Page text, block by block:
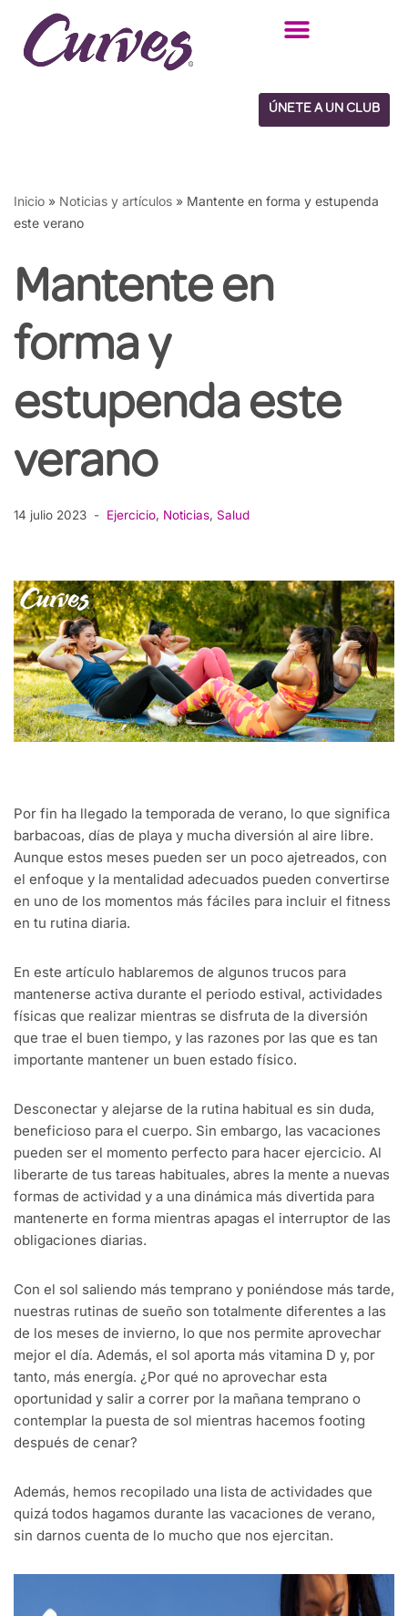
Saltar
ÚNETE A UN CLUB
Inicio » Noticias y artículos » Mantente en forma y estupenda
este verano
Mantente en
forma y
estupenda este
verano
14 julio 2023 Ejercicio, Noticias, Salud
Por fin ha llegado la temporada de verano, lo que significa
barbacoas, días de playa y mucha diversión al aire libre.
Aunque estos meses pueden ser un poco ajetreados, con
el enfoque y la mentalidad adecuados pueden convertirse
en uno de los momentos más fáciles para incluir el fitness
en tu rutina diaria.
En este artículo hablaremos de algunos trucos para
mantenerse activa durante el periodo estival, actividades
físicas que realizar mientras se disfruta de la diversión
que trae el buen tiempo, y las razones por las que es tan
importante mantener un buen estado físico.
Desconectar y alejarse de la rutina habitual es sin duda,
beneficioso para el cuerpo. Sin embargo, las vacaciones
pueden ser el momento perfecto para hacer ejercicio. Al
liberarte de tus tareas habituales, abres la mente a nuevas
formas de actividad y a una dinámica más divertida para
mantenerte en forma mientras apagas el interruptor de las
obligaciones diarias.
Con el sol saliendo más temprano y poniéndose más tarde,
nuestras rutinas de sueño son totalmente diferentes a las
de los meses de invierno, lo que nos permite aprovechar
mejor el día. Además, el sol aporta más vitamina D y, por
tanto, más energía. ¿Por qué no aprovechar esta
oportunidad y salir a correr por la mañana temprano o
contemplar la puesta de sol mientras hacemos footing
después de cenar?
Además, hemos recopilado una lista de actividades que
quizá todos hagamos durante las vacaciones de verano,
sin darnos cuenta de lo mucho que nos ejercitan.